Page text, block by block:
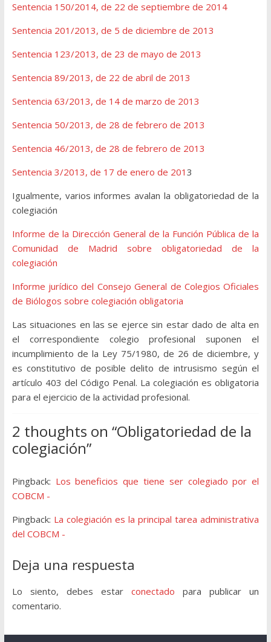
Sentencia 150/2014, de 22 de septiembre de 2014
Sentencia 201/2013, de 5 de diciembre de 2013
Sentencia 123/2013, de 23 de mayo de 2013
Sentencia 89/2013, de 22 de abril de 2013
Sentencia 63/2013, de 14 de marzo de 2013
Sentencia 50/2013, de 28 de febrero de 2013
Sentencia 46/2013, de 28 de febrero de 2013
Sentencia 3/2013, de 17 de enero de 201 3
Igualmente, varios informes avalan la obligatoriedad de la
colegiación
Informe de la Dirección General de la Función Pública de la
Comunidad de Madrid sobre obligatoriedad de la
colegiación
Informe jurídico del Consejo General de Colegios Oficiales
de Biólogos sobre colegiación obligatoria
Las situaciones en las se ejerce sin estar dado de alta en
el correspondiente colegio profesional suponen el
incumplimiento de la Ley 75/1980, de 26 de diciembre, y
es constitutivo de posible delito de intrusismo según el
artículo 403 del Código Penal. La colegiación es obligatoria
para el ejercicio de la actividad profesional.
2 thoughts on “Obligatoriedad de la
colegiación”
Pingback: Los beneficios que tiene ser colegiado por el
COBCM -
Pingback: La colegiación es la principal tarea administrativa
del COBCM -
Deja una respuesta
Lo siento, debes estarconectado para publicar un
comentario.